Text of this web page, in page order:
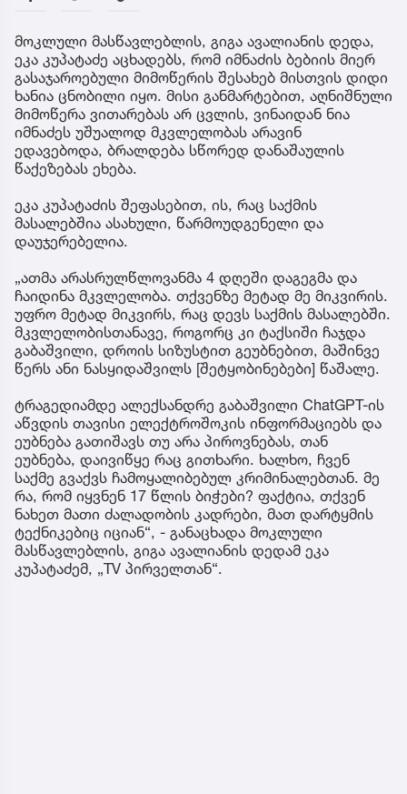
მოკლული მასწავლებლის, გიგა ავალიანის დედა,
ეკა კუპატაძე აცხადებს, რომ იმნაძის ბებიის მიერ
გასაჯაროებული მიმოწერის შესახებ მისთვის დიდი
ხანია ცნობილი იყო. მისი განმარტებით, აღნიშნული
მიმოწერა ვითარებას არ ცვლის, ვინაიდან ნია
იმნაძეს უშუალოდ მკვლელობას არავინ
ედავებოდა, ბრალდება სწორედ დანაშაულის
წაქეზებას ეხება.
ეკა კუპატაძის შეფასებით, ის, რაც საქმის
მასალებშია ასახული, წარმოუდგენელი და
დაუჯერებელია.
„ათმა არასრულწლოვანმა 4 დღეში დაგეგმა და
ჩაიდინა მკვლელობა. თქვენზე მეტად მე მიკვირის.
უფრო მეტად მიკვირს, რაც დევს საქმის მასალებში.
მკვლელობისთანავე, როგორც კი ტაქსიში ჩაჯდა
გაბაშვილი, დროის სიზუსტით გეუბნებით, მაშინვე
წერს ანი ნასყიდაშვილს [შეტყობინებები] წაშალე.
ტრაგედიამდე ალექსანდრე გაბაშვილი ChatGPT-ის
აწვდის თავისი ელექტროშოკის ინფორმაციებს და
ეუბნება გათიშავს თუ არა პიროვნებას, თან
ეუბნება, დაივიწყე რაც გითხარი. ხალხო, ჩვენ
საქმე გვაქვს ჩამოყალიბებულ კრიმინალებთან. მე
რა, რომ იყვნენ 17 წლის ბიჭები? ფაქტია, თქვენ
ნახეთ მათი ძალადობის კადრები, მათ დარტყმის
ტექნიკებიც იციან“, - განაცხადა მოკლული
მასწავლებლის, გიგა ავალიანის დედამ ეკა
კუპატაძემ, „TV პირველთან“.